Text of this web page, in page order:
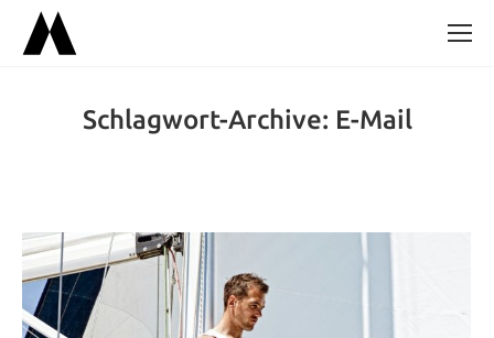
Schlagwort-Archive: E-Mail